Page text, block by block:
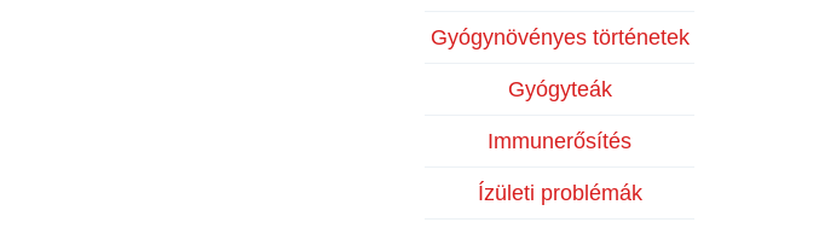
Gyógynövényes történetek
Gyógyteák
Immunerősítés
Ízületi problémák